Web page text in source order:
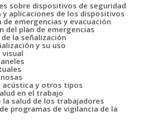
sobre dispositivos de seguridad
y aplicaciones de los dispositivos
de emergencias y evacuación
del plan de emergencias
la señalización
y su uso
visual
acústica y otros tipos
en el trabajo
la salud de los trabajadores
programas de vigilancia de la